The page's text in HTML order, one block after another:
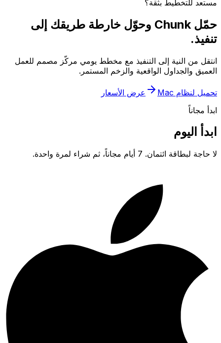
مستعد للتخطيط بثقة؟
حمّل Chunk وحوّل خارطة طريقك إلى
تنفيذ.
انتقل من النية إلى التنفيذ مع مخطط يومي مركّز مصمم للعمل
العميق والجداول الواقعية والزخم المستمر.
تحميل لنظام Mac
عرض الأسعار
ابدأ مجاناً
ابدأ اليوم
لا حاجة لبطاقة ائتمان. 7 أيام مجاناً، ثم شراء لمرة واحدة.